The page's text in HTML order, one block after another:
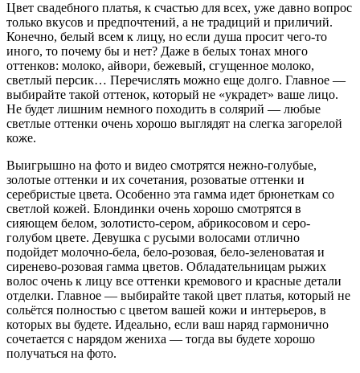
Цвет свадебного платья, к счастью для всех, уже давно вопрос
только вкусов и предпочтений, а не традиций и приличий.
Конечно, белый всем к лицу, но если душа просит чего-то
иного, то почему бы и нет? Даже в белых тонах много
оттенков: молоко, айвори, бежевый, сгущенное молоко,
светлый персик… Перечислять можно еще долго. Главное —
выбирайте такой оттенок, который не «украдет» ваше лицо.
Не будет лишним немного походить в солярий — любые
светлые оттенки очень хорошо выглядят на слегка загорелой
коже.
Выигрышно на фото и видео смотрятся нежно-голубые,
золотые оттенки и их сочетания, розоватые оттенки и
серебристые цвета. Особенно эта гамма идет брюнеткам со
светлой кожей. Блондинки очень хорошо смотрятся в
сияющем белом, золотисто-сером, абрикосовом и серо-
голубом цвете. Девушка с русыми волосами отлично
подойдет молочно-бела, бело-розовая, бело-зеленоватая и
сиренево-розовая гамма цветов. Обладательницам рыжих
волос очень к лицу все оттенки кремового и красные детали
отделки. Главное — выбирайте такой цвет платья, который не
сольётся полностью с цветом вашей кожи и интерьеров, в
которых вы будете. Идеально, если ваш наряд гармонично
сочетается с нарядом жениха — тогда вы будете хорошо
получаться на фото.